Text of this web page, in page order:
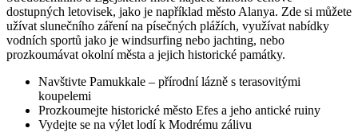
dostupných letovisek, jako je například město Alanya. Zde si můžete
užívat slunečního záření na písečných plážích, využívat nabídky
vodních sportů jako je windsurfing nebo jachting, nebo
prozkoumávat okolní města a jejich historické památky.
Navštivte Pamukkale – přírodní lázně s terasovitými
koupelemi
Prozkoumejte historické město Efes a jeho antické ruiny
Vydejte se na výlet lodí k Modrému zálivu